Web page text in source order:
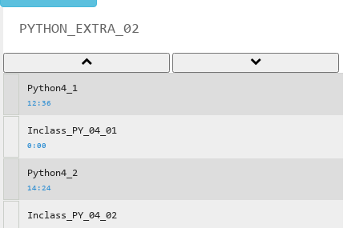
PYTHON_EXTRA_02
Python4_1
12:36
Inclass_PY_04_01
0:00
Python4_2
14:24
Inclass_PY_04_02